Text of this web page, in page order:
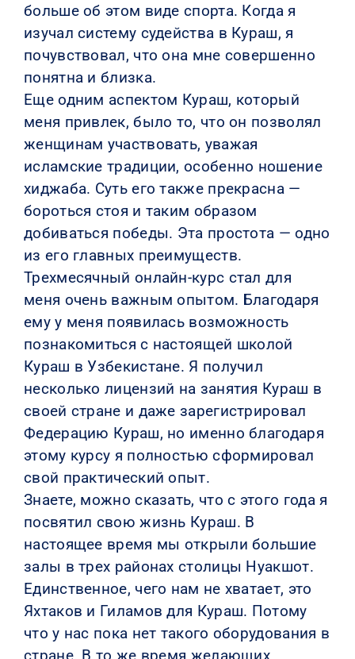
больше об этом виде спорта. Когда я
изучал систему судейства в Кураш, я
почувствовал, что она мне совершенно
понятна и близка.
Еще одним аспектом Кураш, который
меня привлек, было то, что он позволял
женщинам участвовать, уважая
исламские традиции, особенно ношение
хиджаба. Суть его также прекрасна —
бороться стоя и таким образом
добиваться победы. Эта простота — одно
из его главных преимуществ.
Трехмесячный онлайн-курс стал для
меня очень важным опытом. Благодаря
ему у меня появилась возможность
познакомиться с настоящей школой
Кураш в Узбекистане. Я получил
несколько лицензий на занятия Кураш в
своей стране и даже зарегистрировал
Федерацию Кураш, но именно благодаря
этому курсу я полностью сформировал
свой практический опыт.
Знаете, можно сказать, что с этого года я
посвятил свою жизнь Кураш. В
настоящее время мы открыли большие
залы в трех районах столицы Нуакшот.
Единственное, чего нам не хватает, это
Яхтаков и Гиламов для Кураш. Потому
что у нас пока нет такого оборудования в
стране. В то же время желающих